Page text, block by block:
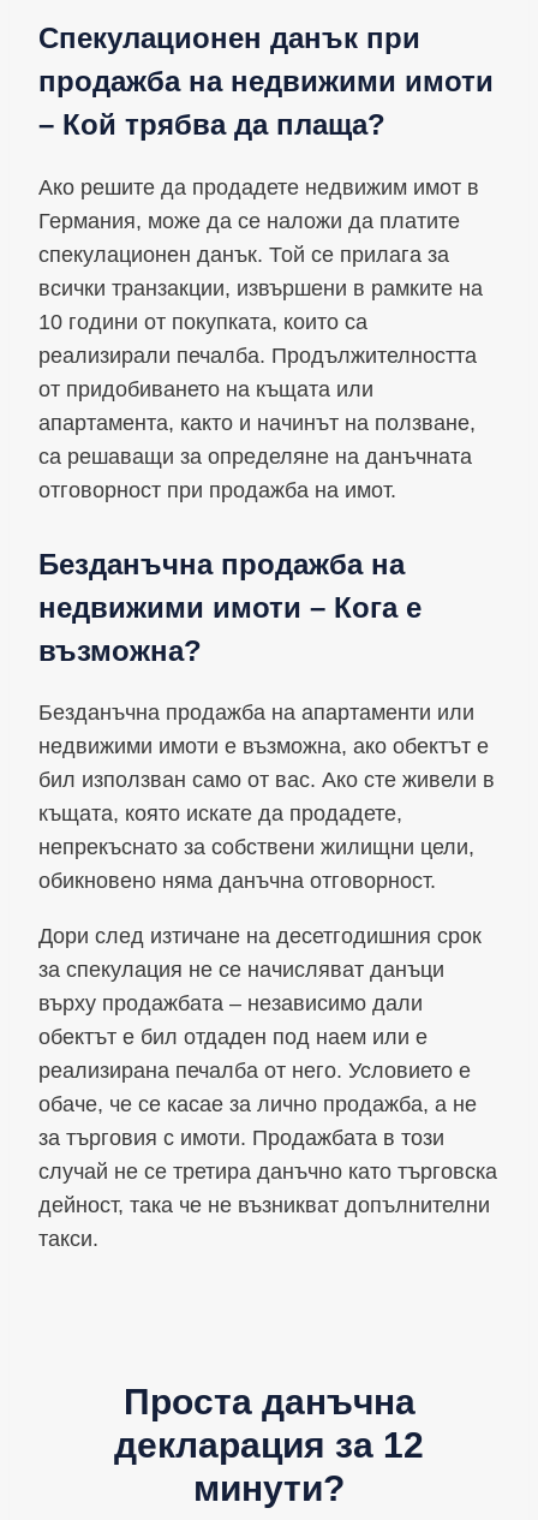
Спекулационен данък при
продажба на недвижими имоти
– Кой трябва да плаща?
Ако решите да продадете недвижим имот в
Германия, може да се наложи да платите
спекулационен данък. Той се прилага за
всички транзакции, извършени в рамките на
10 години от покупката, които са
реализирали печалба. Продължителността
от придобиването на къщата или
апартамента, както и начинът на ползване,
са решаващи за определяне на данъчната
отговорност при продажба на имот.
Безданъчна продажба на
недвижими имоти – Кога е
възможна?
Безданъчна продажба на апартаменти или
недвижими имоти е възможна, ако обектът е
бил използван само от вас. Ако сте живели в
къщата, която искате да продадете,
непрекъснато за собствени жилищни цели,
обикновено няма данъчна отговорност.
Дори след изтичане на десетгодишния срок
за спекулация не се начисляват данъци
върху продажбата – независимо дали
обектът е бил отдаден под наем или е
реализирана печалба от него. Условието е
обаче, че се касае за лично продажба, а не
за търговия с имоти. Продажбата в този
случай не се третира данъчно като търговска
дейност, така че не възникват допълнителни
такси.
Проста данъчна
декларация за 12
минути?